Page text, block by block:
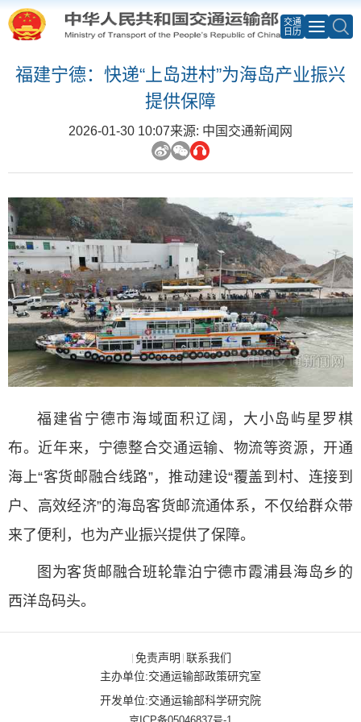
交通
日历
福建宁德：快递“上岛进村”为海岛产业振兴
提供保障
2026-01-30 10:07来源: 中国交通新闻网
福建省宁德市海域面积辽阔，大小岛屿星罗棋
布。近年来，宁德整合交通运输、物流等资源，开通
海上“客货邮融合线路”，推动建设“覆盖到村、连接到
户、高效经济”的海岛客货邮流通体系，不仅给群众带
来了便利，也为产业振兴提供了保障。
图为客货邮融合班轮靠泊宁德市霞浦县海岛乡的
西洋岛码头。
免责声明 联系我们
主办单位:交通运输部政策研究室
开发单位:交通运输部科学研究院